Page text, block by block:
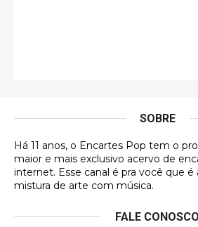
DVD MIDINHO
Francierton
futuras aquisições, e olhando o
SOBRE
Há 11 anos, o Encartes Pop tem o
maior e mais exclusivo acervo de
internet. Esse canal é pra você que é
mistura de arte com música.
FALE CONOSCO